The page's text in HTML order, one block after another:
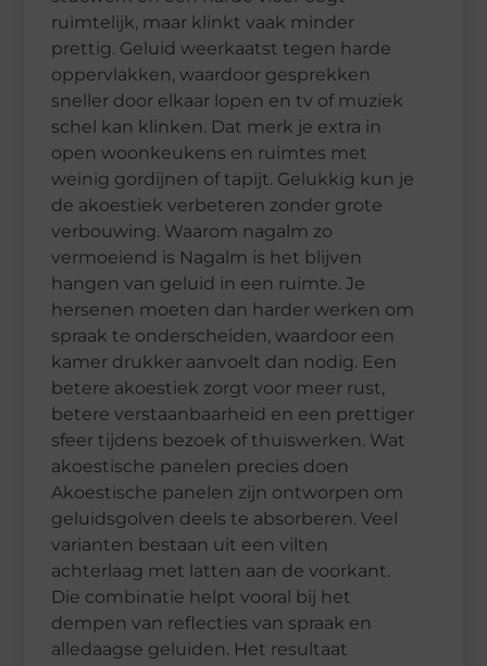
ruimtelijk, maar klinkt vaak minder
prettig. Geluid weerkaatst tegen harde
oppervlakken, waardoor gesprekken
sneller door elkaar lopen en tv of muziek
schel kan klinken. Dat merk je extra in
open woonkeukens en ruimtes met
weinig gordijnen of tapijt. Gelukkig kun je
de akoestiek verbeteren zonder grote
verbouwing. Waarom nagalm zo
vermoeiend is Nagalm is het blijven
hangen van geluid in een ruimte. Je
hersenen moeten dan harder werken om
spraak te onderscheiden, waardoor een
kamer drukker aanvoelt dan nodig. Een
betere akoestiek zorgt voor meer rust,
betere verstaanbaarheid en een prettiger
sfeer tijdens bezoek of thuiswerken. Wat
akoestische panelen precies doen
Akoestische panelen zijn ontworpen om
geluidsgolven deels te absorberen. Veel
varianten bestaan uit een vilten
achterlaag met latten aan de voorkant.
Die combinatie helpt vooral bij het
dempen van reflecties van spraak en
alledaagse geluiden. Het resultaat